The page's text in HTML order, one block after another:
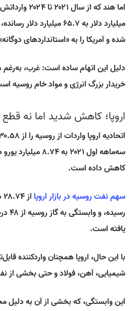
میلیارد دلار به ۶۵.۷
شده و آمریکا را به «استانداردهای
دلیل این اتهام ساده است: غرب،
خریدار بزرگ انرژی و مواد خام روسیه
اروپا؛ کاهش شدید اما نه
کاهش داده است.
سهم نفت روسیه در بازار اروپا
یافته است.
با این حال، اروپا همچنان واردکننده
شیمیایی، آهن، فولاد و حتی بخشی از
این وابستگی، که بخشی از آن به دلیل